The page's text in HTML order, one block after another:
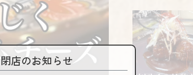
閉店のお知らせ